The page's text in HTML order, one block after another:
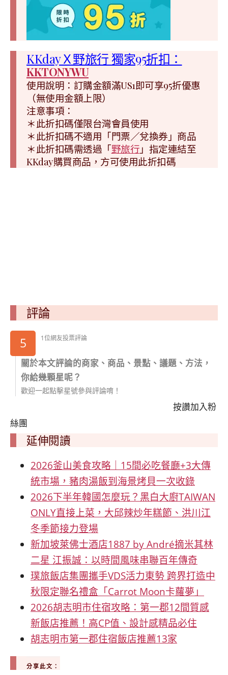
KKdayＸ野旅行 獨家95折扣：
KKTONYWU
使用說明：訂購金額滿US1即可享95折優惠
（無使用金額上限）
注意事項：
＊此折扣碼僅限台灣會員使用
＊此折扣碼不適用「門票／兌換券」商品
＊此折扣碼需透過「野旅行 」指定連結至
KKday購買商品，方可使用此折扣碼
評論
5
1位網友投票評論
關於本文評論的商家、商品、景點、議題、方法，
你給幾顆星呢？
歡迎一起點擊星號參與評論唷！
按讚加入粉
絲團
延伸閱讀
2026釜山美食攻略｜15間必吃餐廳+3大傳
統市場，豬肉湯飯到海景烤貝一次收錄
2026下半年韓國怎麼玩？黑白大廚TAIWAN
ONLY直接上菜，大邱辣炒年糕節、洪川江
冬季節接力登場
新加坡萊佛士酒店1887 by André摘米其林
二星 江振誠：以時間風味串聯百年傳奇
璞旅飯店集團攜手VDS活力東勢 跨界打造中
秋限定聯名禮盒「Carrot Moon卡蘿夢」
2026胡志明市住宿攻略：第一郡12間質感
新飯店推薦！高CP值、設計感精品必住
胡志明市第一郡住宿飯店推薦13家
分享此文：